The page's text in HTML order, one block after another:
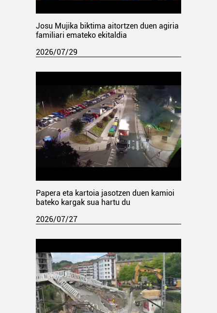
Josu Mujika biktima aitortzen duen agiria
familiari emateko ekitaldia
2026/07/29
Papera eta kartoia jasotzen duen kamioi
bateko kargak sua hartu du
2026/07/27